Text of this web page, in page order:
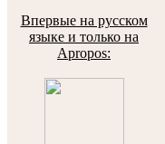
Впервые на русском
языке и только на
Apropos: